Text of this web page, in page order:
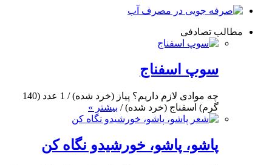
مطالب تصادفی
سوپ اسفناج
چه موادی لازم داریم؟ پیاز (خرد شده) / 1 عدد (140
گرم) اسفناج (خرد شده) / بیشتر »
پاشو، پاشو، خورشیدو نگاه کن